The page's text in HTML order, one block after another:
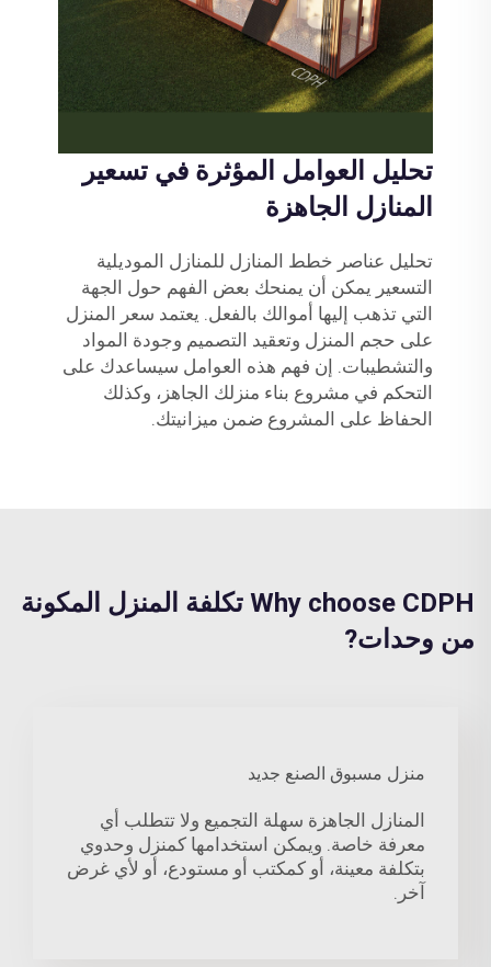
تحليل العوامل المؤثرة في تسعير
المنازل الجاهزة
تحليل عناصر خطط المنازل للمنازل الموديلية
التسعير يمكن أن يمنحك بعض الفهم حول الجهة
التي تذهب إليها أموالك بالفعل. يعتمد سعر المنزل
على حجم المنزل وتعقيد التصميم وجودة المواد
والتشطيبات. إن فهم هذه العوامل سيساعدك على
التحكم في مشروع بناء منزلك الجاهز، وكذلك
الحفاظ على المشروع ضمن ميزانيتك.
Why choose CDPH تكلفة المنزل المكونة
من وحدات?
منزل مسبوق الصنع جديد
المنازل الجاهزة سهلة التجميع ولا تتطلب أي
معرفة خاصة. ويمكن استخدامها كمنزل وحدوي
بتكلفة معينة، أو كمكتب أو مستودع، أو لأي غرض
آخر.